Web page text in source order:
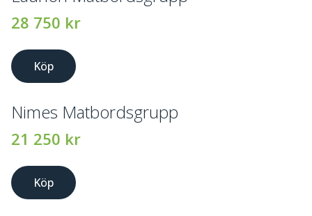
28 750 kr
Köp
Nimes Matbordsgrupp
21 250 kr
Köp